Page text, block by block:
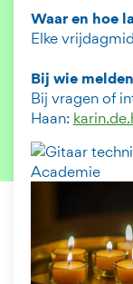
Waar en hoe
Elke
Bij wie
Bij vragen of
Haan: